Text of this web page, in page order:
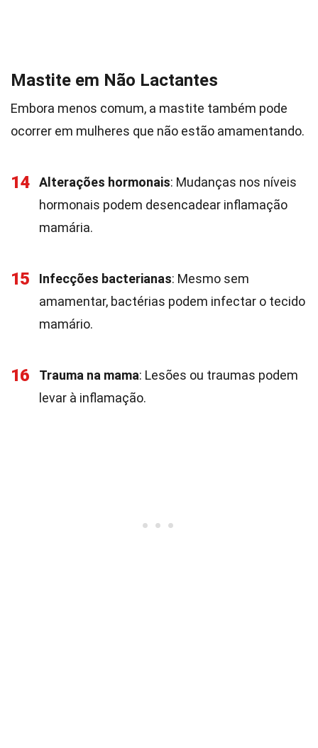
Mastite em Não Lactantes
Embora menos comum, a mastite também pode
ocorrer em mulheres que não estão amamentando.
14 Alterações hormonais: Mudanças nos níveis
hormonais podem desencadear inflamação
mamária.
15 Infecções bacterianas: Mesmo sem
amamentar, bactérias podem infectar o tecido
mamário.
16 Trauma na mama: Lesões ou traumas podem
levar à inflamação.